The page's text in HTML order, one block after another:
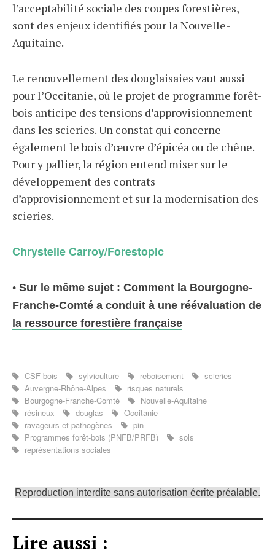
l’acceptabilité sociale des coupes forestières,
sont des enjeux identifiés pour laNouvelle-
Aquitaine.
Le renouvellement des douglaisaies vaut aussi
pour l’Occitanie, où le projet de programme forêt-
bois anticipe des tensions d’approvisionnement
dans les scieries. Un constat qui concerne
également le bois d’œuvre d’épicéa ou de chêne.
Pour y pallier, la région entend miser sur le
développement des contrats
d’approvisionnement et sur la modernisation des
scieries.
Chrystelle Carroy/Forestopic
• Sur le même sujet : Comment la Bourgogne-
Franche-Comté a conduit à une réévaluation de
la ressource forestière française
CSF bois sylviculture reboisement
scieries
Auvergne-Rhône-Alpes
risques naturels
Bourgogne-Franche-Comté
Nouvelle-Aquitaine
résineux
douglas
Occitanie
ravageurs et pathogènes
pin
Programmes forêt-bois (PNFB/PRFB)
sols
représentations sociales
Reproduction interdite sans autorisation écrite préalable.
Lire aussi :